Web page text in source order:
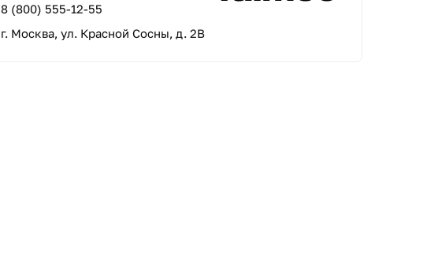
8 (800) 555-12-55
г. Москва, ул. Красной Сосны, д. 2В